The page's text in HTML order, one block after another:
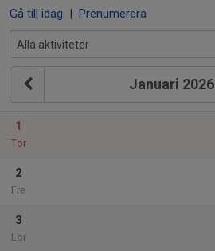
Gå till idag | Prenumerera
Januari 2026
1
Tor
2
Fre
3
Lör